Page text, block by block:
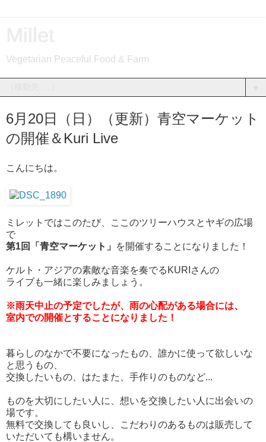
Vegetarian Peaceful Food & Farm
6月20日（日）（更新）青空マーケット
の開催＆Kuri Live
こんにちは。
ミレットではこのたび、ここのツリーハウスとヤギの広場
で
第1回「青空マーケット」
を開催することになりました！
ケルト・アジアの素敵な音楽を奏でるKURIさんの
ライブも一緒に楽しみましょう。
※雨天中止の予定でしたが、雨の心配がある場合には、
室内での開催とすることになりました！
暮らしのなかで不要になったもの、誰かに使って欲しいな
と思うもの、
交換したいもの、はたまた、手作りのものなど...
ものを大切にしたい人に、想いを交換したい人に出会いの
場です。
無料で交換しても良いし、こだわりのあるものは販売して
いただいても構いません。